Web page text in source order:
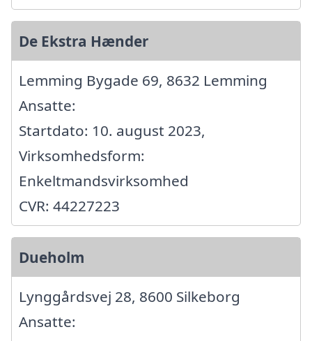
De Ekstra Hænder
Lemming Bygade 69, 8632 Lemming
Ansatte:
Startdato: 10. august 2023,
Virksomhedsform:
Enkeltmandsvirksomhed
CVR: 44227223
Dueholm
Lynggårdsvej 28, 8600 Silkeborg
Ansatte: